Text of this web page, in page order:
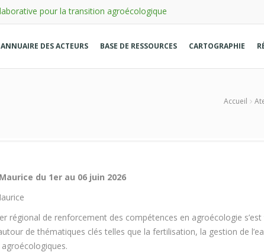
pour la transition agroécologique
ANNUAIRE DES ACTEURS BASE DE RESSOURCES CARTOGRAPHIE
Accueil
du 1er au 06 juin 2026
régional de renforcement des compétences en agroécologie
de thématiques clés telles que la fertilisation, la gestion de